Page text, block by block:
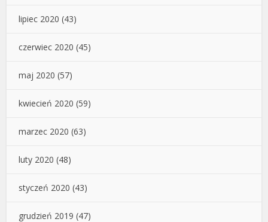
lipiec 2020 (43)
czerwiec 2020 (45)
maj 2020 (57)
kwiecień 2020 (59)
marzec 2020 (63)
luty 2020 (48)
styczeń 2020 (43)
grudzień 2019 (47)